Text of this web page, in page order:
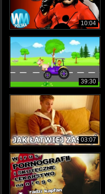
10:04
39:30
03:07